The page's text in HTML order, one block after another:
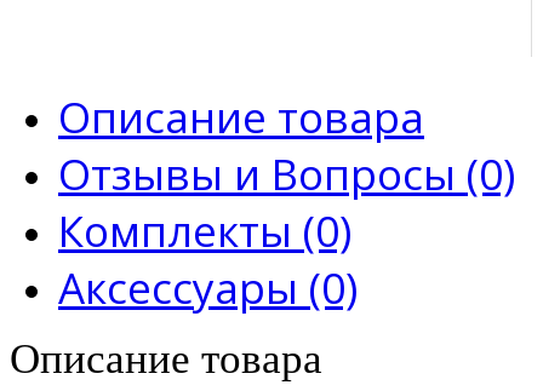
Описание товара
Отзывы и Вопросы (0)
Комплекты (0)
Аксессуары (0)
Описание товара